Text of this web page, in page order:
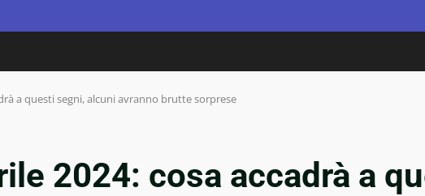
a questi segni, alcuni avranno brutte sorprese
2024: cosa accadrà a